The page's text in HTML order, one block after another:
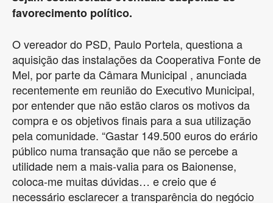
favorecimento político.
O vereador do PSD, Paulo Portela, questiona a
aquisição das instalações da Cooperativa Fonte de
Mel, por parte da Câmara Municipal , anunciada
recentemente em reunião do Executivo Municipal,
por entender que não estão claros os motivos da
compra e os objetivos finais para a sua utilização
pela comunidade. “Gastar 149.500 euros do erário
público numa transação que não se percebe a
utilidade nem a mais-valia para os Baionense,
coloca-me muitas dúvidas… e creio que é
necessário esclarecer a transparência do negócio